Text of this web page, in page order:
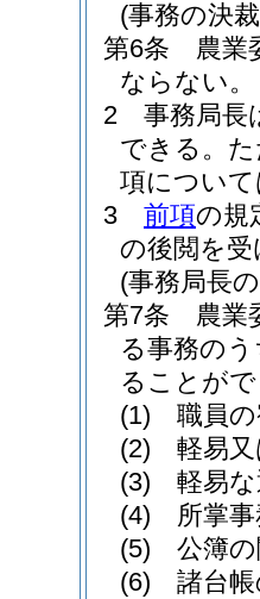
(事務の決
第6条
農業
ならない。
2
事務局長
できる。
項につい
3
前項の規
の後閲を
(事務局長
第7条
農業
る事務の
ることが
(1)
職員
(2)
軽易
(3)
軽易
(4)
所掌
(5)
公簿
(6)
諸台